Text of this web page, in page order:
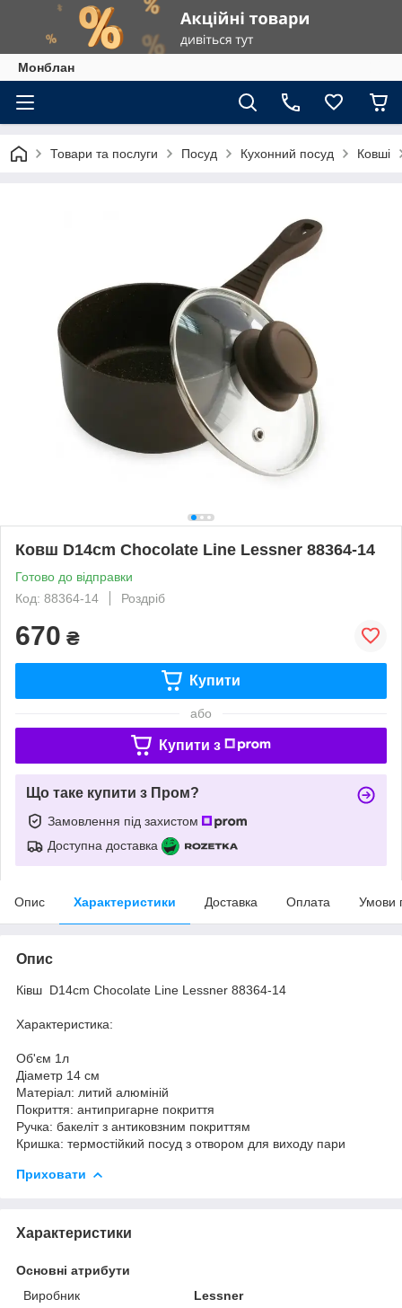
Монблан
Товари та послуги Посуд Кухонний посуд Ковші
Ковш D14cm Chocolate Line Lessner 88364-14
Готово до відправки
Код: 88364-14
Роздріб
670 ₴
Купити
або
Купити з
Що таке купити з Пром?
Замовлення під захистом
Доступна доставка
Опис Характеристики Доставка Оплата Умови
Опис
Ківш D14cm Chocolate Line Lessner 88364-14
Характеристика:
Об'єм 1л
Діаметр 14 см
Матеріал: литий алюміній
Покриття: антипригарне покриття
Ручка: бакеліт з антиковзним покриттям
Кришка: термостійкий посуд з отвором для виходу пари
Приховати
Характеристики
Основні атрибути
Виробник
Lessner